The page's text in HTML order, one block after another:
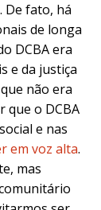
De fato, há
de longa
DCBA era
e da justiça
não era
que o DCBA
e nas
em voz alta.
mas